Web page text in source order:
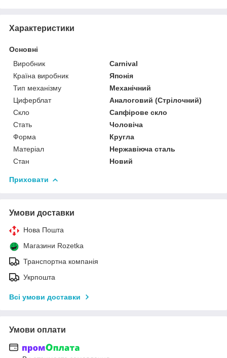
Характеристики
Основні
Виробник
Carnival
Країна виробник
Японія
Тип механізму
Механічний
Циферблат
Аналоговий (Стрілочний)
Скло
Сапфірове скло
Стать
Чоловіча
Форма
Кругла
Матеріал
Нержавіюча сталь
Стан
Новий
Приховати
Умови доставки
Нова Пошта
Магазини Rozetka
Транспортна компанія
Укрпошта
Всі умови доставки
Умови оплати